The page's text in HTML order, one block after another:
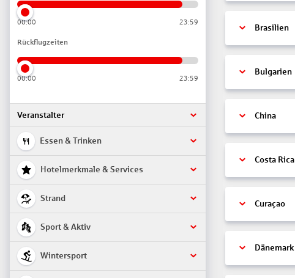
00:00 23:59
Rückflugzeiten
00:00 23:59
Veranstalter
Essen & Trinken
Hotelmerkmale & Services
Strand
Sport & Aktiv
Wintersport
Brasilien
Bulgarien
China
Costa Rica
Curaçao
Dänemark